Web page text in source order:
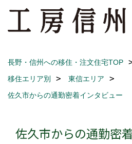
長野・信州への移住・注文住宅TOP
移住エリア別
東信エリア
佐久市からの通勤密着インタビュー
佐久市からの通勤密